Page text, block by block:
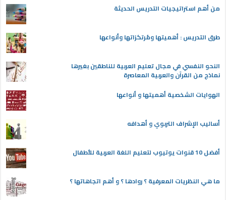
من أهم استراتيجيات التدريس الحديثة
طرق التدريس : أهميتها ومُرتكزاتها وأنواعها
النحو النفسي في مجال تعليم العربية للناطقين بغيرها
نماذج من القرآن والعربية المعاصرة
الهوايات الشخصية أهميتها و أنواعها
أساليب الإشراف التربوي و أهدافه
أفضل 10 قنوات يوتيوب لتعليم اللغة العربية للأطفال
ما هي النظريات المعرفية ؟ روادها ؟ و أهم اتجاهاتها ؟